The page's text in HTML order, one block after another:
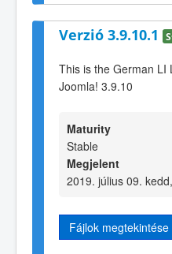
Verzió 3.9.10.1
This is the German LI
Joomla! 3.9.10
Maturity
Stable
Megjelent
2019. július 09.
Fájlok megtekintése